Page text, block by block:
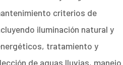
criterios de
iluminación natural y
tratamiento y
de aguas lluvias, manejo